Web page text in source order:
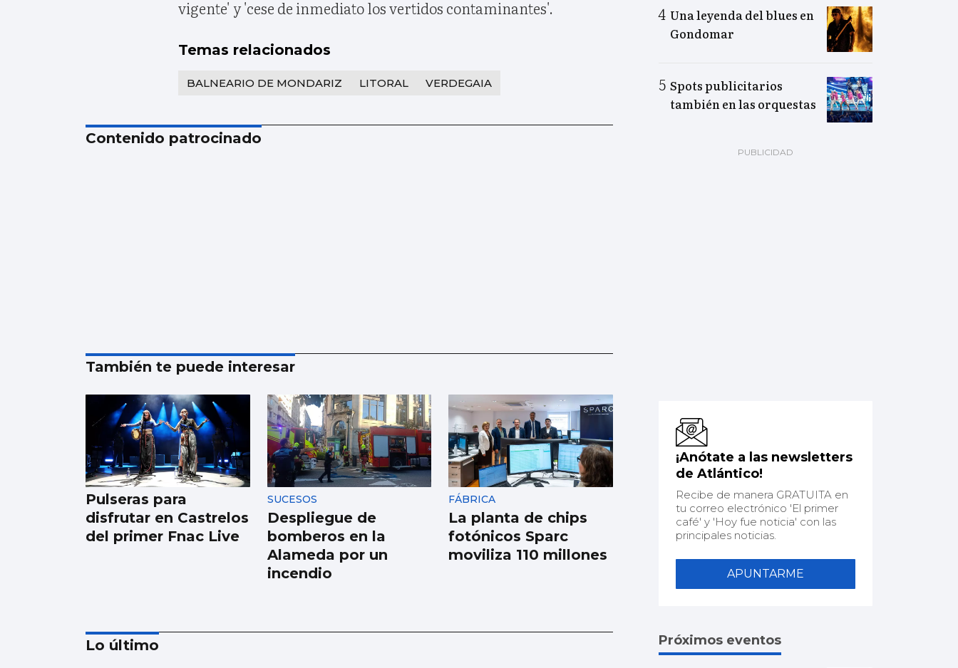
vigente' y 'cese de inmediato los vertidos contaminantes'.
Temas relacionados
BALNEARIO DE MONDARIZ LITORAL VERDEGAIA
Contenido patrocinado
También te puede interesar
Pulseras para
disfrutar en Castrelos
del primer Fnac Live
SUCESOS
Despliegue de
bomberos en la
Alameda por un
incendio
FÁBRICA
La planta de chips
fotónicos Sparc
moviliza 110 millones
Lo último
Una leyenda del blues en
Gondomar
Spots publicitarios
también en las orquestas
¡Anótate a las newsletters
de Atlántico!
Recibe de manera GRATUITA en
tu correo electrónico 'El primer
café' y 'Hoy fue noticia' con las
principales noticias.
APUNTARME
Próximos eventos